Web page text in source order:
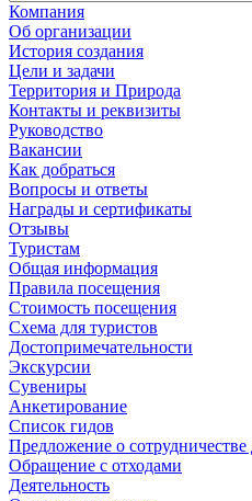
Компания
Об организации
История создания
Цели и задачи
Территория и Природа
Контакты и реквизиты
Руководство
Вакансии
Как добраться
Вопросы и ответы
Награды и сертификаты
Отзывы
Туристам
Общая информация
Правила посещения
Стоимость посещения
Схема для туристов
Достопримечательности
Экскурсии
Сувениры
Анкетирование
Список гидов
Предложение о сотрудничестве
Обращение с отходами
Деятельность